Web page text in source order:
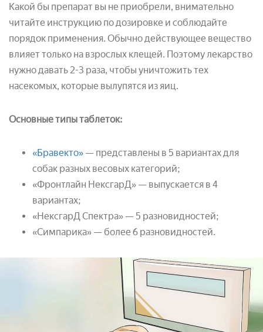
Какой бы препарат вы не приобрели, внимательно
читайте инструкцию по дозировке и соблюдайте
порядок применения. Обычно действующее вещество
влияет только на взрослых клещей. Поэтому лекарство
нужно давать 2-3 раза, чтобы уничтожить тех
насекомых, которые вылупятся из яиц.
Основные типы таблеток:
«Бравекто» — представлены в 5 вариантах для
собак разных весовых категорий;
«Фронтлайн НексгарД» — выпускается в 4
вариантах;
«НексгарД Спектра» — 5 разновидностей;
«Симпарика» — более 6 разновидностей.